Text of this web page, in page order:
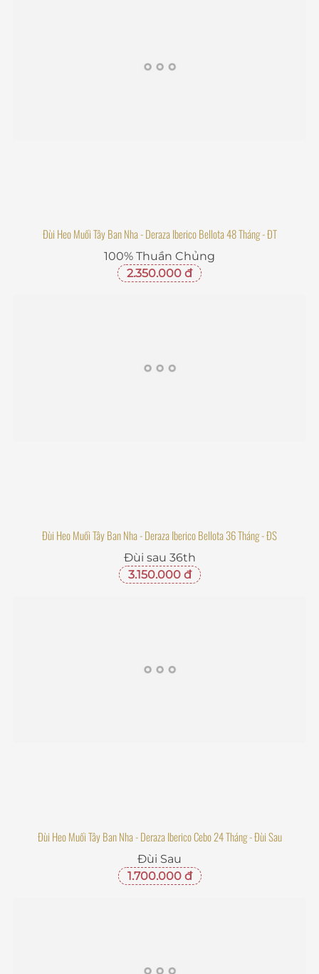
Đùi Heo Muối Tây Ban Nha - Deraza Iberico Bellota 48 Tháng - ĐT
100% Thuần Chủng
2.350.000 đ
Đùi Heo Muối Tây Ban Nha - Deraza Iberico Bellota 36 Tháng - ĐS
Đùi sau 36th
3.150.000 đ
Đùi Heo Muối Tây Ban Nha - Deraza Iberico Cebo 24 Tháng - Đùi Sau
Đùi Sau
1.700.000 đ